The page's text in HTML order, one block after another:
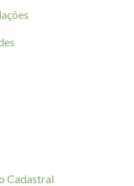
Cadastral